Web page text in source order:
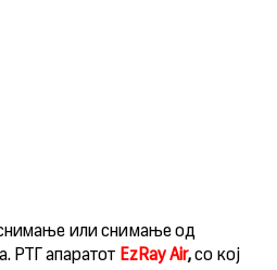
или снимање од
РТГ апаратот EzRay Air,со кој